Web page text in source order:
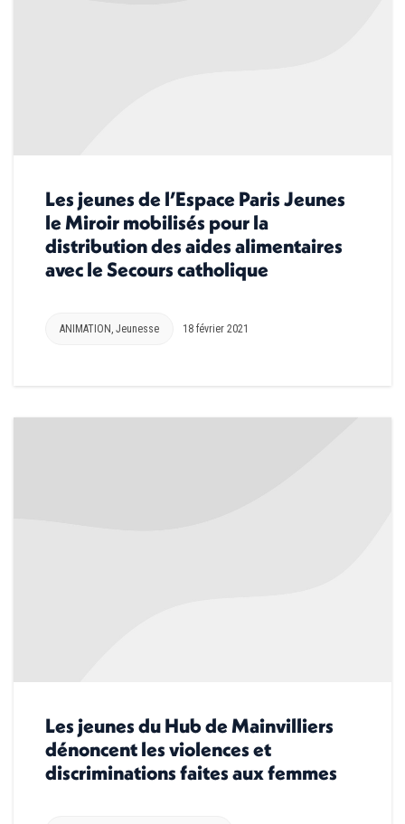
Les jeunes de l’Espace Paris Jeunes
le Miroir mobilisés pour la
distribution des aides alimentaires
avec le Secours catholique
ANIMATION , Jeunesse 18 février 2021
Les jeunes du Hub de Mainvilliers
dénoncent les violences et
discriminations faites aux femmes